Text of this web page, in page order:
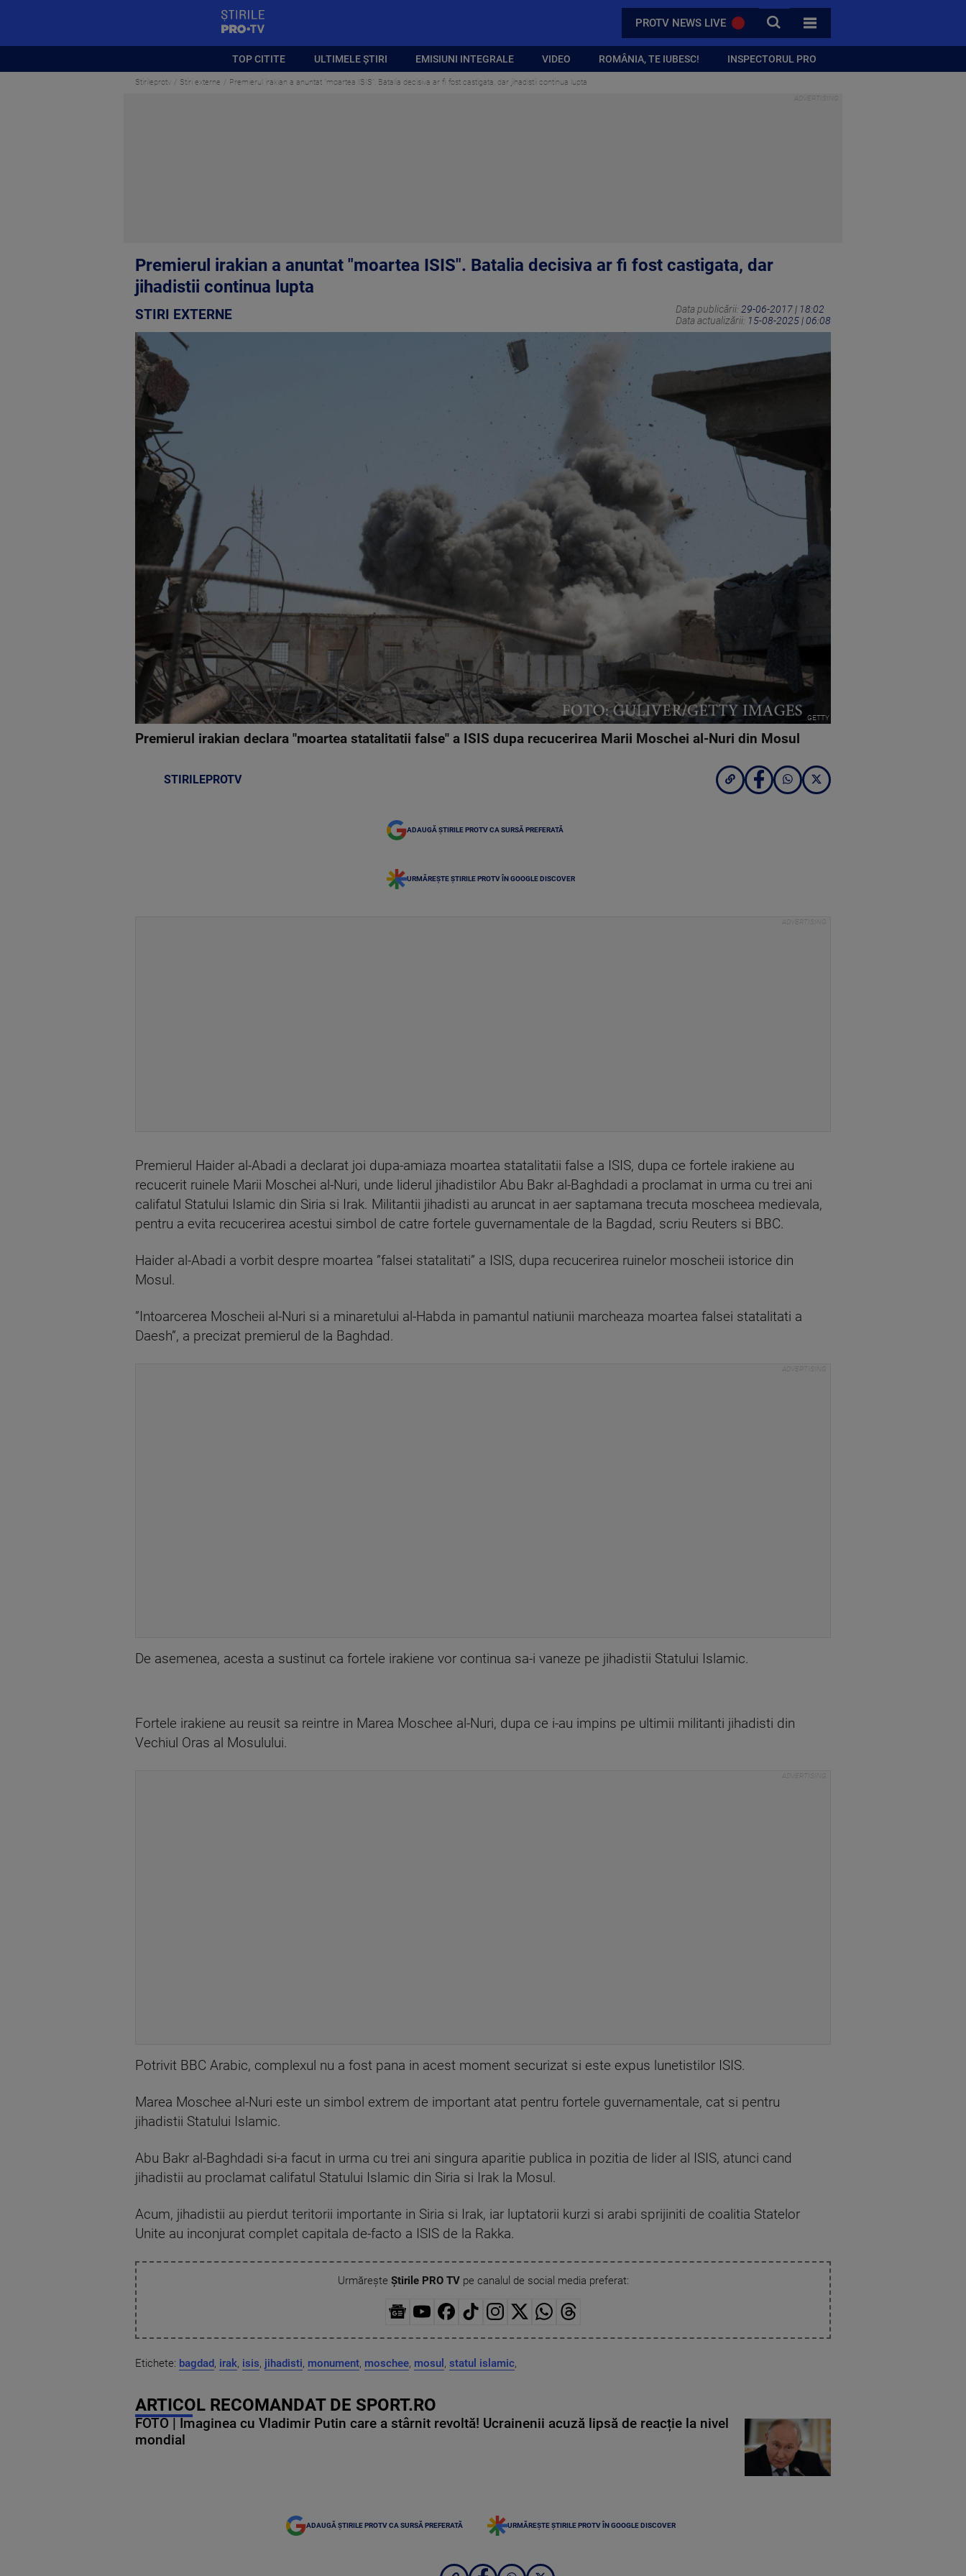
PROTV NEWS LIVE CAUTA
TOATE CATEGORIILE
TOP CITITE ULTIMELE ȘTIRI EMISIUNI INTEGRALE VIDEO ROMÂNIA, TE IUBESC! INSPECTORUL PRO
Stirileprotv Stiri externe Premierul irakian a anuntat "moartea ISIS". Batalia decisiva ar fi fost castigata, dar jihadistii continua lupta
Premierul irakian a anuntat "moartea ISIS". Batalia decisiva ar fi fost castigata, dar
jihadistii continua lupta
STIRI EXTERNE Data publicării: 29-06-2017 | 18:02
Data actualizării: 15-08-2025 | 06:08
GETTY
Premierul irakian declara "moartea statalitatii false" a ISIS dupa recucerirea Marii Moschei al-Nuri din Mosul
STIRILEPROTV
ADAUGĂ ȘTIRILE PROTV CA SURSĂ PREFERATĂ
URMĂREȘTE ȘTIRILE PROTV ÎN GOOGLE DISCOVER
Premierul Haider al-Abadi a declarat joi dupa-amiaza moartea statalitatii false a ISIS, dupa ce fortele irakiene au
recucerit ruinele Marii Moschei al-Nuri, unde liderul jihadistilor Abu Bakr al-Baghdadi a proclamat in urma cu trei ani
califatul Statului Islamic din Siria si Irak. Militantii jihadisti au aruncat in aer saptamana trecuta moscheea medievala,
pentru a evita recucerirea acestui simbol de catre fortele guvernamentale de la Bagdad, scriu Reuters si BBC.
Haider al-Abadi a vorbit despre moartea ”falsei statalitati” a ISIS, dupa recucerirea ruinelor moscheii istorice din
Mosul.
”Intoarcerea Moscheii al-Nuri si a minaretului al-Habda in pamantul natiunii marcheaza moartea falsei statalitati a
Daesh”, a precizat premierul de la Baghdad.
De asemenea, acesta a sustinut ca fortele irakiene vor continua sa-i vaneze pe jihadistii Statului Islamic.
Fortele irakiene au reusit sa reintre in Marea Moschee al-Nuri, dupa ce i-au impins pe ultimii militanti jihadisti din
Vechiul Oras al Mosulului.
Potrivit BBC Arabic, complexul nu a fost pana in acest moment securizat si este expus lunetistilor ISIS.
Marea Moschee al-Nuri este un simbol extrem de important atat pentru fortele guvernamentale, cat si pentru
jihadistii Statului Islamic.
Abu Bakr al-Baghdadi si-a facut in urma cu trei ani singura aparitie publica in pozitia de lider al ISIS, atunci cand
jihadistii au proclamat califatul Statului Islamic din Siria si Irak la Mosul.
Acum, jihadistii au pierdut teritorii importante in Siria si Irak, iar luptatorii kurzi si arabi sprijiniti de coalitia Statelor
Unite au inconjurat complet capitala de-facto a ISIS de la Rakka.
Urmărește Știrile PRO TVpe canalul de social media preferat:
Etichete: bagdad, irak, isis, jihadisti, monument, moschee, mosul , statul islamic,
ARTICOL RECOMANDAT DE SPORT.RO
FOTO | Imaginea cu Vladimir Putin care a stârnit revoltă! Ucrainenii acuză lipsă de reacție la nivel
mondial
ADAUGĂ ȘTIRILE PROTV CA SURSĂ PREFERATĂ URMĂREȘTE ȘTIRILE PROTV ÎN GOOGLE DISCOVER